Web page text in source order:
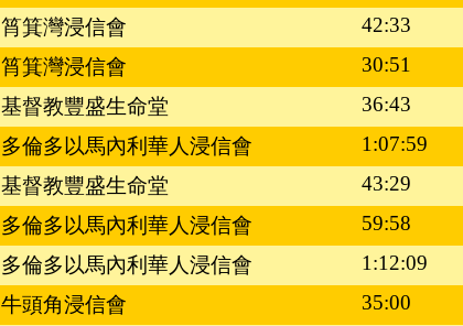
筲箕灣浸信會
42:33
筲箕灣浸信會
30:51
基督教豐盛生命堂
36:43
多倫多以馬內利華人浸信會
1:07:59
基督教豐盛生命堂
43:29
多倫多以馬內利華人浸信會
59:58
多倫多以馬內利華人浸信會
1:12:09
牛頭角浸信會
35:00